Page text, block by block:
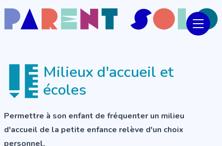
Milieux d'accueil et
écoles
Permettre à son enfant de fréquenter un milieu
d'accueil de la petite enfance relève d'un choix
personnel.